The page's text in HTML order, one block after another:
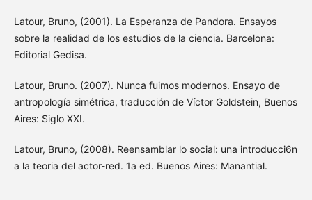
Latour, Bruno, (2001). La Esperanza de Pandora. Ensayos
sobre la realidad de los estudios de la ciencia. Barcelona:
Editorial Gedisa.
Latour, Bruno. (2007). Nunca fuimos modernos. Ensayo de
antropología simétrica, traducción de Víctor Goldstein, Buenos
Aires: Siglo XXI.
Latour, Bruno, (2008). Reensamblar lo social: una introducci6n
a la teoria del actor-red. 1a ed. Buenos Aires: Manantial.